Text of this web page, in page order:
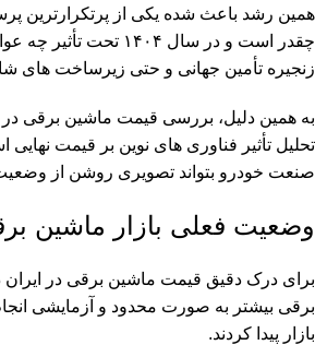
همین رشد باعث شده یکی از پرتکرارترین
چقدر است و در سال
زنجیره تأمین جهانی و حتی زیرساخت های
به همین دلیل، بررسی قیمت ماشین برقی در
تحلیل تأثیر فناوری های نوین بر قیمت
صنعت خودرو بتواند تصویری روشن از وضعیت واقعی بازار، قیمت های سال
وضعیت فعلی بازار ماشین
برقی بیشتر به صورت محدود و آزمایشی
بازار پیدا کردند.